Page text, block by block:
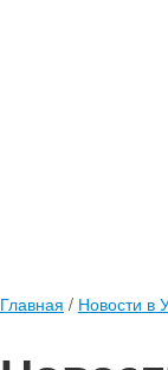
Главная / Новости в